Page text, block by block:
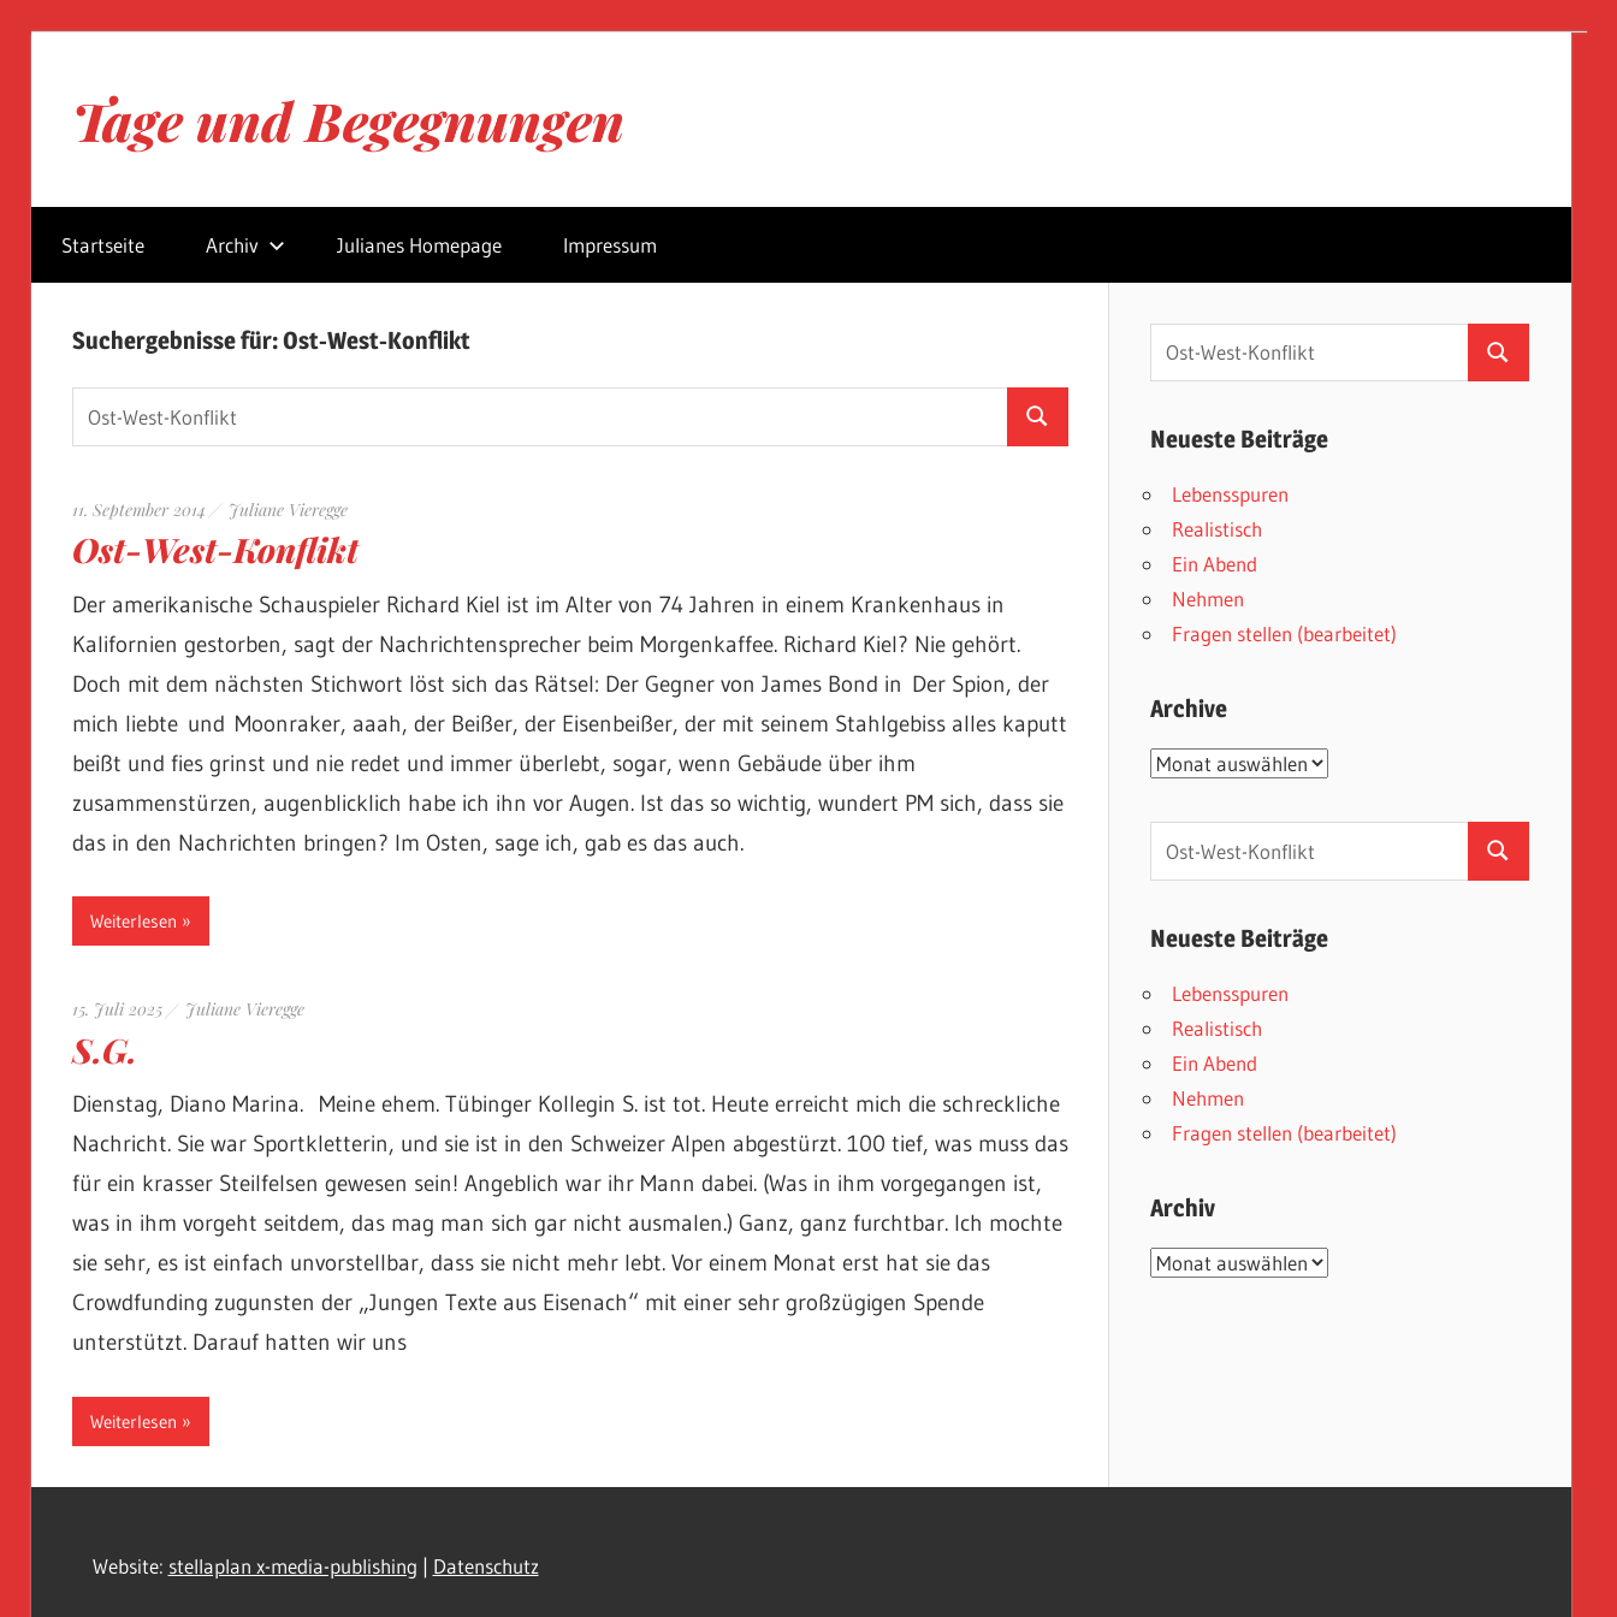
springenTage und Begegnungen
von
Juliane
Vieregge
Startseite Archiv Julianes Homepage Impressum
Suchergebnisse für:Ost-West-Konflikt
Suchen
11. September 2014 Juliane Vieregge
Ost-West-Konflikt
Der amerikanische Schauspieler Richard Kiel ist im Alter von 74 Jahren in einem Krankenhaus in
Kalifornien gestorben, sagt der Nachrichtensprecher beim Morgenkaffee. Richard Kiel? Nie gehört.
Doch mit dem nächsten Stichwort löst sich das Rätsel: Der Gegner von James Bond in Der Spion, der
mich liebte und Moonraker, aaah, der Beißer, der Eisenbeißer, der mit seinem Stahlgebiss alles kaputt
beißt und fies grinst und nie redet und immer überlebt, sogar, wenn Gebäude über ihm
zusammenstürzen, augenblicklich habe ich ihn vor Augen. Ist das so wichtig, wundert PM sich, dass sie
das in den Nachrichten bringen? Im Osten, sage ich, gab es das auch.
Weiterlesen
15. Juli 2025 Juliane Vieregge
S.G.
Dienstag, Diano Marina. Meine ehem. Tübinger Kollegin S. ist tot. Heute erreicht mich die schreckliche
Nachricht. Sie war Sportkletterin, und sie ist in den Schweizer Alpen abgestürzt. 100 tief, was muss das
für ein krasser Steilfelsen gewesen sein! Angeblich war ihr Mann dabei. (Was in ihm vorgegangen ist,
was in ihm vorgeht seitdem, das mag man sich gar nicht ausmalen.) Ganz, ganz furchtbar. Ich mochte
sie sehr, es ist einfach unvorstellbar, dass sie nicht mehr lebt. Vor einem Monat erst hat sie das
Crowdfunding zugunsten der „Jungen Texte aus Eisenach“ mit einer sehr großzügigen Spende
unterstützt. Darauf hatten wir uns
Weiterlesen
Suchen
nach:
Suchen
Neueste Beiträge
Lebensspuren
Realistisch
Ein Abend
Nehmen
Fragen stellen (bearbeitet)
Archive
Archive
Suchen
Neueste Beiträge
Lebensspuren
Realistisch
Ein Abend
Nehmen
Fragen stellen (bearbeitet)
Archiv
Archiv
Website: stellaplan x-media-publishing | Datenschutz